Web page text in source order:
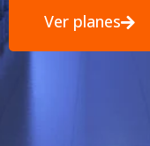
Ver planes